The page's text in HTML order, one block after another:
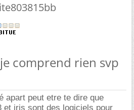
comprend rien svp
apart peut etre te dire que
et iris sont des logiciels pour